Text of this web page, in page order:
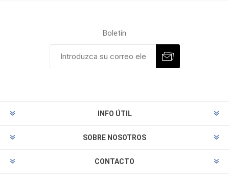
Boletín
INFO ÚTIL
SOBRE NOSOTROS
CONTACTO